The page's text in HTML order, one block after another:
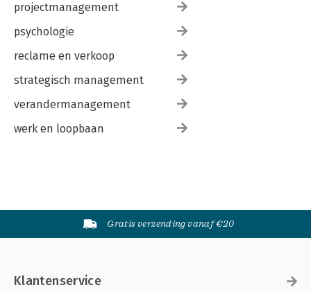
projectmanagement
psychologie
reclame en verkoop
strategisch management
verandermanagement
werk en loopbaan
Gratis verzending vanaf €20
Klantenservice